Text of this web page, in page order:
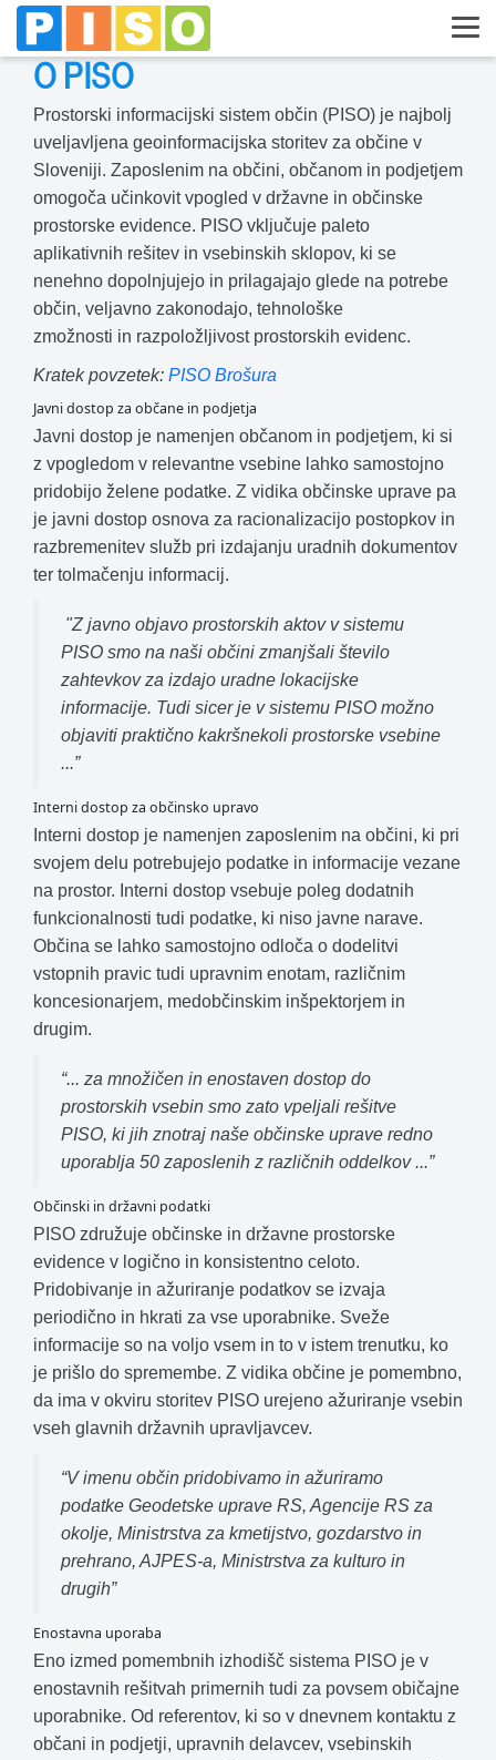
O PISO
Prostorski informacijski sistem občin (PISO) je najbolj
uveljavljena geoinformacijska storitev za občine v
Sloveniji. Zaposlenim na občini, občanom in podjetjem
omogoča učinkovit vpogled v državne in občinske
prostorske evidence. PISO vključuje paleto
aplikativnih rešitev in vsebinskih sklopov, ki se
nenehno dopolnjujejo in prilagajajo glede na potrebe
občin, veljavno zakonodajo, tehnološke
zmožnosti in razpoložljivost prostorskih evidenc.
Kratek povzetek: PISO Brošura
Javni dostop za občane in podjetja
Javni dostop je namenjen občanom in podjetjem, ki si
z vpogledom v relevantne vsebine lahko samostojno
pridobijo želene podatke. Z vidika občinske uprave pa
je javni dostop osnova za racionalizacijo postopkov in
razbremenitev služb pri izdajanju uradnih dokumentov
ter tolmačenju informacij.
"Z javno objavo prostorskih aktov v sistemu
PISO smo na naši občini zmanjšali število
zahtevkov za izdajo uradne lokacijske
informacije. Tudi sicer je v sistemu PISO možno
objaviti praktično kakršnekoli prostorske vsebine
...”
Interni dostop za občinsko upravo
Interni dostop je namenjen zaposlenim na občini, ki pri
svojem delu potrebujejo podatke in informacije vezane
na prostor. Interni dostop vsebuje poleg dodatnih
funkcionalnosti tudi podatke, ki niso javne narave.
Občina se lahko samostojno odloča o dodelitvi
vstopnih pravic tudi upravnim enotam, različnim
koncesionarjem, medobčinskim inšpektorjem in
drugim.
“... za množičen in enostaven dostop do
prostorskih vsebin smo zato vpeljali rešitve
PISO, ki jih znotraj naše občinske uprave redno
uporablja 50 zaposlenih z različnih oddelkov ...”
Občinski in državni podatki
PISO združuje občinske in državne prostorske
evidence v logično in konsistentno celoto.
Pridobivanje in ažuriranje podatkov se izvaja
periodično in hkrati za vse uporabnike. Sveže
informacije so na voljo vsem in to v istem trenutku, ko
je prišlo do spremembe. Z vidika občine je pomembno,
da ima v okviru storitev PISO urejeno ažuriranje vsebin
vseh glavnih državnih upravljavcev.
“V imenu občin pridobivamo in ažuriramo
podatke Geodetske uprave RS, Agencije RS za
okolje, Ministrstva za kmetijstvo, gozdarstvo in
prehrano, AJPES-a, Ministrstva za kulturo in
drugih”
Enostavna uporaba
Eno izmed pomembnih izhodišč sistema PISO je v
enostavnih rešitvah primernih tudi za povsem običajne
uporabnike. Od referentov, ki so v dnevnem kontaktu z
občani in podjetji, upravnih delavcev, vsebinskih